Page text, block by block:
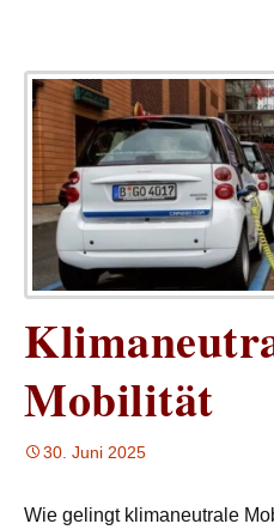
Mobilität
30. Juni 2025
Wie gelingt klimaneutrale